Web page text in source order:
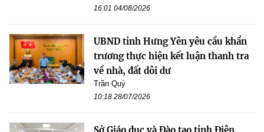
16:01 04/08/2026
UBND tỉnh Hưng Yên yêu cầu khẩn
trương thực hiện kết luận thanh tra
về nhà, đất dôi dư
Trần Quý
10:18 28/07/2026